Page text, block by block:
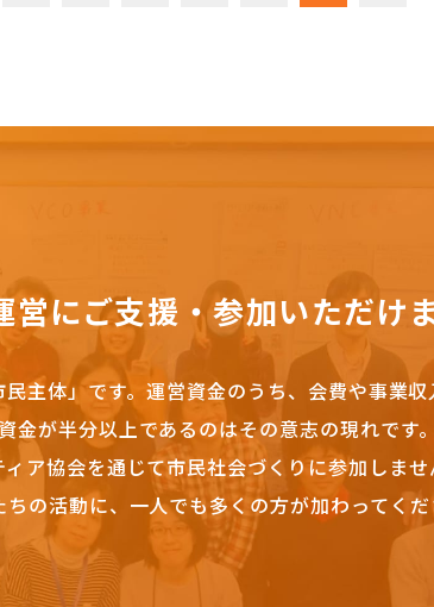
営にご支援・参加いただけ
主体」です。 運営資金のうち、会費や事業収
金が半分以上であるのはその意志の現れです。
ア協会を通じて市民社会づくりに参加しませ
の活動に、一人でも多くの方が加わってくだ